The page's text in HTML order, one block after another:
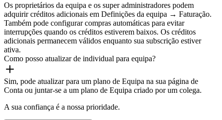
Os proprietários da equipa e os super administradores podem
adquirir créditos adicionais em Definições da equipa → Faturação.
Também pode configurar compras automáticas para evitar
interrupções quando os créditos estiverem baixos. Os créditos
adicionais permanecem válidos enquanto sua subscrição estiver
ativa.
Como posso atualizar de individual para equipa?
Sim, pode atualizar para um plano de Equipa na sua página de
Conta ou juntar-se a um plano de Equipa criado por um colega.
A sua confiança é a nossa prioridade.